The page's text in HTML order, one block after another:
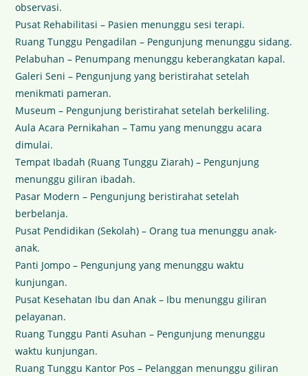
observasi.
Pusat Rehabilitasi – Pasien menunggu sesi terapi.
Ruang Tunggu Pengadilan – Pengunjung menunggu sidang.
Pelabuhan – Penumpang menunggu keberangkatan kapal.
Galeri Seni – Pengunjung yang beristirahat setelah
menikmati pameran.
Museum – Pengunjung beristirahat setelah berkeliling.
Aula Acara Pernikahan – Tamu yang menunggu acara
dimulai.
Tempat Ibadah (Ruang Tunggu Ziarah) – Pengunjung
menunggu giliran ibadah.
Pasar Modern – Pengunjung beristirahat setelah
berbelanja.
Pusat Pendidikan (Sekolah) – Orang tua menunggu anak-
anak.
Panti Jompo – Pengunjung yang menunggu waktu
kunjungan.
Pusat Kesehatan Ibu dan Anak – Ibu menunggu giliran
pelayanan.
Ruang Tunggu Panti Asuhan – Pengunjung menunggu
waktu kunjungan.
Ruang Tunggu Kantor Pos – Pelanggan menunggu giliran